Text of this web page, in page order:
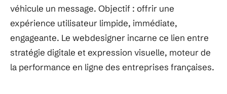
véhicule un message. Objectif : offrir une
expérience utilisateur limpide, immédiate,
engageante. Le webdesigner incarne ce lien entre
stratégie digitale et expression visuelle, moteur de
la performance en ligne des entreprises françaises.